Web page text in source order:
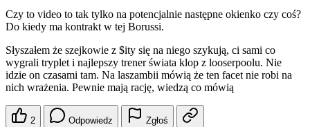
Czy to video to tak tylko na potencjalnie następne okienko czy coś?
Do kiedy ma kontrakt w tej Borussi.
Słyszałem że szejkowie z $ity się na niego szykują, ci sami co
wygrali tryplet i najlepszy trener świata klop z looserpoolu. Nie
idzie on czasami tam. Na laszambii mówią że ten facet nie robi na
nich wrażenia. Pewnie mają rację, wiedzą co mówią
2 Odpowiedz Zgłoś